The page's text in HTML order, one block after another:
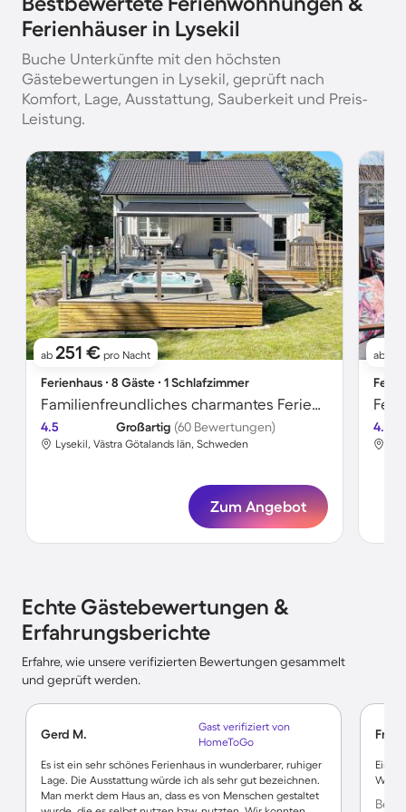
Ferienhäuser in Lysekil
Buche Unterkünfte mit den höchsten
Gästebewertungen in Lysekil, geprüft nach
Komfort, Lage, Ausstattung, Sauberkeit und Preis-
Leistung.
ab 251 € pro Nacht
Ferienhaus ∙ 8 Gäste ∙ 1 Schlafzimmer
Familienfreundliches charmantes Ferienhaus mit Grill, Garten und Terrasse | Bergblick
4.5 Großartig (60 Bewertungen)
Lysekil, Västra Götalands län, Schweden
Zum Angebot
ab
4.5
Echte Gästebewertungen &
Erfahrungsberichte
Erfahre, wie unsere verifizierten Bewertungen gesammelt
und geprüft werden.
Gerd M.
Gast verifiziert von
HomeToGo
Es ist ein sehr schönes Ferienhaus in wunderbarer, ruhiger
Lage. Die Ausstattung würde ich als sehr gut bezeichnen.
Man merkt dem Haus an, dass es von Menschen gestaltet
Ein
Wir